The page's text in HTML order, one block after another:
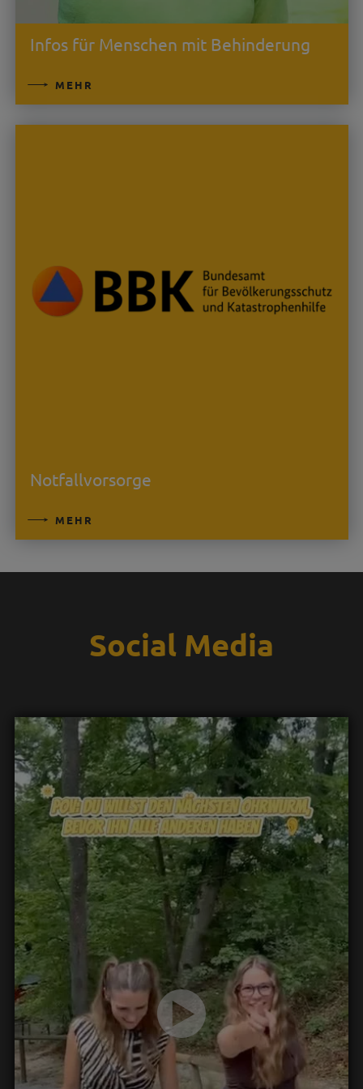
Infos für Menschen mit Behinderung
MEHR
Notfallvorsorge
MEHR
Social Media